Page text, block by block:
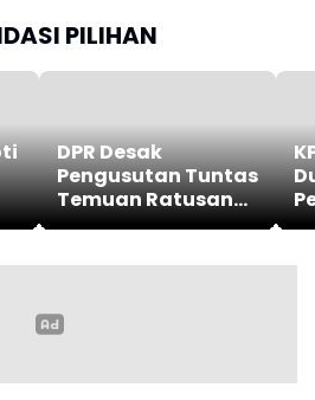
Cibabat Menjadi RS
PILIHAN
DPR Desak
Pengusutan Tuntas
Senjata di Sekolah